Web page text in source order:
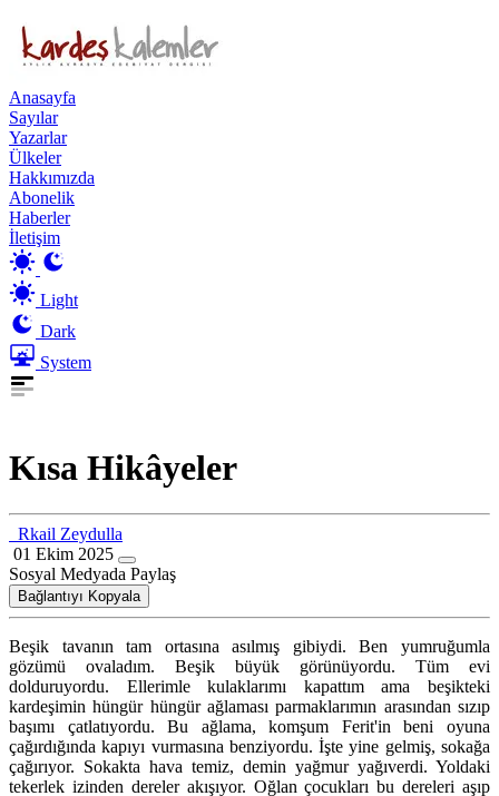
Anasayfa
Sayılar
Yazarlar
Ülkeler
Hakkımızda
Abonelik
Haberler
İletişim
Light
Dark
System
Kısa Hikâyeler
Rkail Zeydulla
01 Ekim 2025
Sosyal Medyada Paylaş
Bağlantıyı Kopyala
Beşik tavanın tam ortasına asılmış gibiydi. Ben yumruğumla
gözümü ovaladım. Beşik büyük görünüyordu. Tüm evi
dolduruyordu. Ellerimle kulaklarımı kapattım ama beşikteki
kardeşimin hüngür hüngür ağlaması parmaklarımın arasından sızıp
başımı çatlatıyordu. Bu ağlama, komşum Ferit'in beni oyuna
çağırdığında kapıyı vurmasına benziyordu. İşte yine gelmiş, sokağa
çağırıyor. Sokakta hava temiz, demin yağmur yağıverdi. Yoldaki
tekerlek izinden dereler akışıyor. Oğlan çocukları bu dereleri aşıp